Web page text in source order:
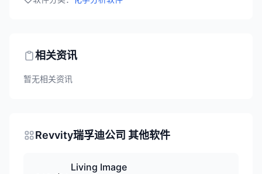
相关资讯
暂无相关资讯
Revvity瑞孚迪公司 其他软件
Living Image